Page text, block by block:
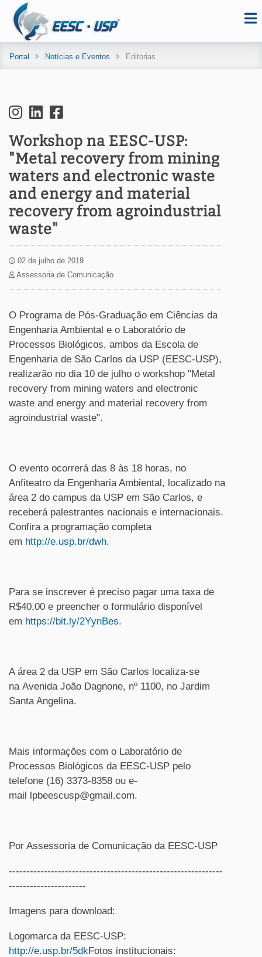
Portal Notícias e Eventos Editorias
Workshop na EESC-USP:
"Metal recovery from mining
waters and electronic waste
and energy and material
recovery from agroindustrial
waste"
02 de julho de 2019
Assessoria de Comunicação
O Programa de Pós-Graduação em Ciências da
Engenharia Ambiental e o Laboratório de
Processos Biológicos, ambos da Escola de
Engenharia de São Carlos da USP (EESC-USP),
realizarão no dia 10 de julho o workshop "Metal
recovery from mining waters and electronic
waste and energy and material recovery from
agroindustrial waste".
O evento ocorrerá das 8 às 18 horas, no
Anfiteatro da Engenharia Ambiental, localizado na
área 2 do campus da USP em São Carlos, e
receberá palestrantes nacionais e internacionais.
Confira a programação completa
em http://e.usp.br/dwh.
Para se inscrever é preciso pagar uma taxa de
R$40,00 e preencher o formulário disponível
em https://bit.ly/2YynBes.
A área 2 da USP em São Carlos localiza-se
na Avenida João Dagnone, nº 1100, no Jardim
Santa Angelina.
Mais informações com o Laboratório de
Processos Biológicos da EESC-USP pelo
telefone (16) 3373-8358 ou e-
mail lpbeescusp@gmail.com.
Por Assessoria de Comunicação da EESC-USP
-------------------------------------------------------------
----------------------
Imagens para download:
Logomarca da EESC-USP:
http://e.usp.br/5dkFotos institucionais: